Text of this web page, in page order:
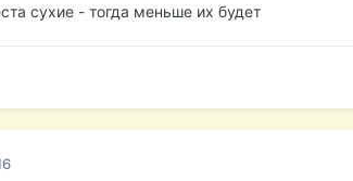
сухие - тогда меньше их будет